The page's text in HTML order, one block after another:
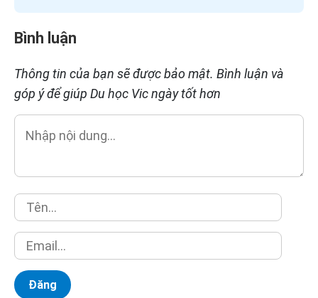
Bình luận
Thông tin của bạn sẽ được bảo mật. Bình luận và
góp ý để giúp Du học Vic ngày tốt hơn